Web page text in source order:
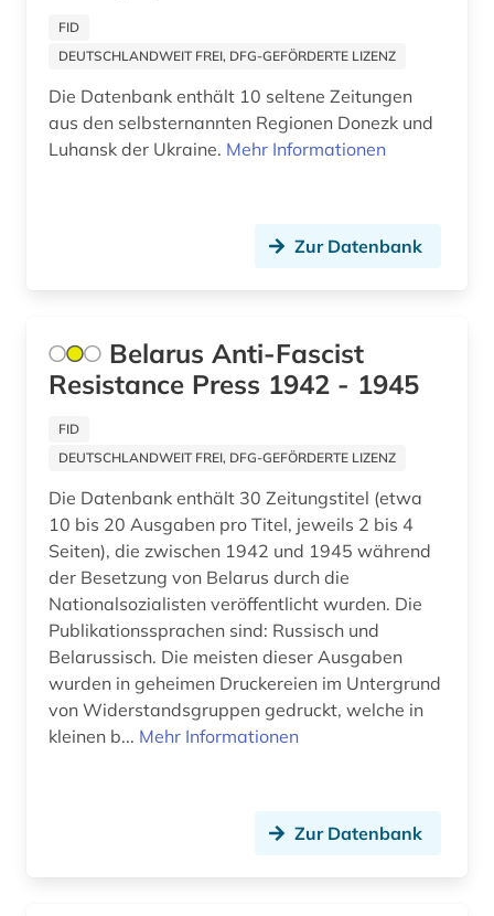
informatik (1)
informationstechnik (1)
inhalt (1)
international (1)
irland (3)
island (2)
israel (4)
italien (8)
jansenismus (1)
jiddistik (1)
FID
DEUTSCHLANDWEIT FREI, DFG-GEFÖRDERTE LIZENZ
Die Datenbank enthält 10 seltene Zeitungen
aus den selbsternannten Regionen Donezk und
Luhansk der Ukraine. Mehr Informationen
Zur Datenbank
Belarus Anti-Fascist
Resistance Press 1942 - 1945
FID
DEUTSCHLANDWEIT FREI, DFG-GEFÖRDERTE LIZENZ
Die Datenbank enthält 30 Zeitungstitel (etwa
10 bis 20 Ausgaben pro Titel, jeweils 2 bis 4
Seiten), die zwischen 1942 und 1945 während
der Besetzung von Belarus durch die
Nationalsozialisten veröffentlicht wurden. Die
Publikationssprachen sind: Russisch und
Belarussisch. Die meisten dieser Ausgaben
wurden in geheimen Druckereien im Untergrund
von Widerstandsgruppen gedruckt, welche in
kleinen b... Mehr Informationen
Zur Datenbank